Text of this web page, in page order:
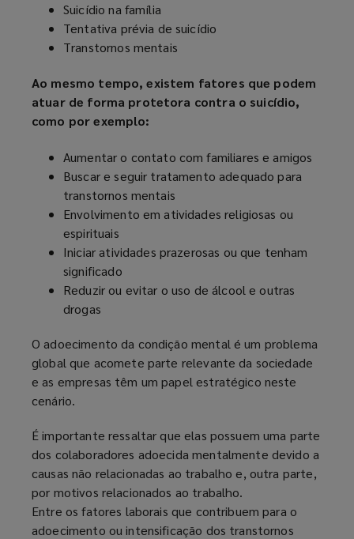
Suicídio na família
Tentativa prévia de suicídio
Transtornos mentais
Ao mesmo tempo, existem fatores que podem
atuar de forma protetora contra o suicídio,
como por exemplo:
Aumentar o contato com familiares e amigos
Buscar e seguir tratamento adequado para
transtornos mentais
Envolvimento em atividades religiosas ou
espirituais
Iniciar atividades prazerosas ou que tenham
significado
Reduzir ou evitar o uso de álcool e outras
drogas
O adoecimento da condição mental é um problema
global que acomete parte relevante da sociedade
e as empresas têm um papel estratégico neste
cenário.
É importante ressaltar que elas possuem uma parte
dos colaboradores adoecida mentalmente devido a
causas não relacionadas ao trabalho e, outra parte,
por motivos relacionados ao trabalho.
Entre os fatores laborais que contribuem para o
adoecimento ou intensificação dos transtornos